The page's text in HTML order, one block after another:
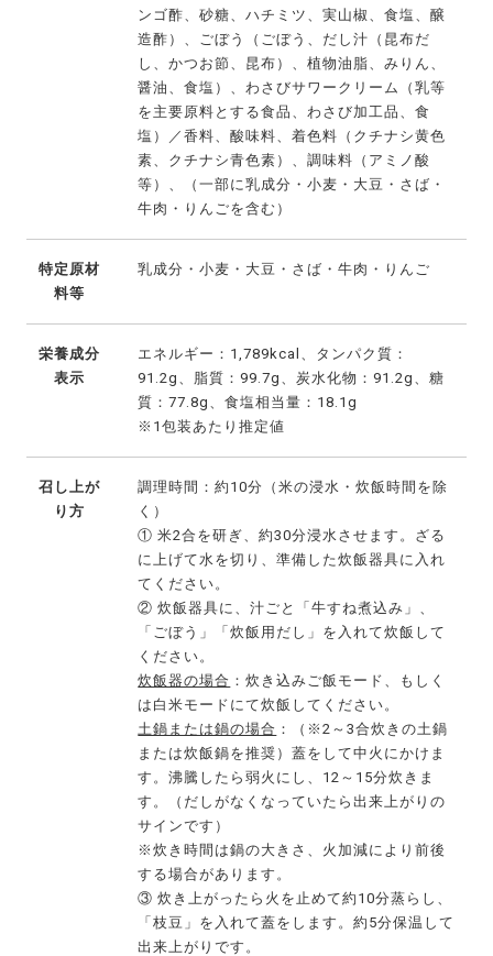
ンゴ酢、砂糖、ハチミツ、実山椒、食塩、醸
造酢）、ごぼう（ごぼう、だし汁（昆布だ
し、かつお節、昆布）、植物油脂、みりん、
醤油、食塩）、わさびサワークリーム（乳等
を主要原料とする食品、わさび加工品、食
塩）／香料、酸味料、着色料（クチナシ黄色
素、クチナシ青色素）、調味料（アミノ酸
等）、（一部に乳成分・小麦・大豆・さば・
牛肉・りんごを含む）
特定原材
料等
乳成分・小麦・大豆・さば・牛肉・りんご
栄養成分
表示
エネルギー：1,789kcal、タンパク質：
91.2g、脂質：99.7g、炭水化物：91.2g、糖
質：77.8g、食塩相当量：18.1g
※1包装あたり推定値
召し上が
り方
調理時間：約10分（米の浸水・炊飯時間を除
く）
① 米2合を研ぎ、約30分浸水させます。ざる
に上げて水を切り、準備した炊飯器具に入れ
てください。
② 炊飯器具に、汁ごと「牛すね煮込み」、
「ごぼう」「炊飯用だし」を入れて炊飯して
ください。
炊飯器の場合 ：炊き込みご飯モード、もしく
は白米モードにて炊飯してください。
土鍋または鍋の場合 ：（※2～3合炊きの土鍋
または炊飯鍋を推奨）蓋をして中火にかけま
す。沸騰したら弱火にし、12～15分炊きま
す。（だしがなくなっていたら出来上がりの
サインです）
※炊き時間は鍋の大きさ、火加減により前後
する場合があります。
③ 炊き上がったら火を止めて約10分蒸らし、
「枝豆」を入れて蓋をします。約5分保温して
出来上がりです。